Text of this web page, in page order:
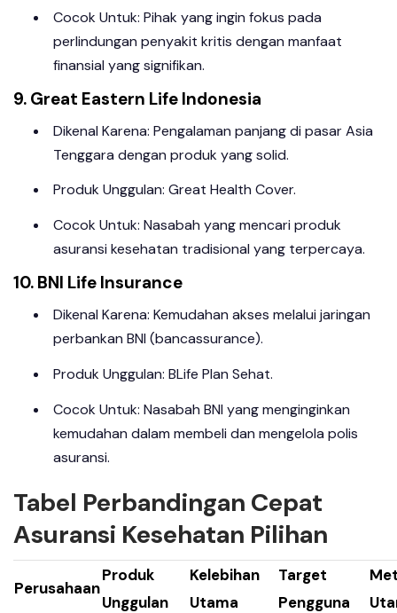
Cocok Untuk: Pihak yang ingin fokus pada
perlindungan penyakit kritis dengan manfaat
finansial yang signifikan.
9. Great Eastern Life Indonesia
Dikenal Karena: Pengalaman panjang di pasar Asia
Tenggara dengan produk yang solid.
Produk Unggulan: Great Health Cover.
Cocok Untuk: Nasabah yang mencari produk
asuransi kesehatan tradisional yang terpercaya.
10. BNI Life Insurance
Dikenal Karena: Kemudahan akses melalui jaringan
perbankan BNI (bancassurance).
Produk Unggulan: BLife Plan Sehat.
Cocok Untuk: Nasabah BNI yang menginginkan
kemudahan dalam membeli dan mengelola polis
asuransi.
Tabel Perbandingan Cepat
Asuransi Kesehatan Pilihan
Perusahaan
Produk
Unggulan
Kelebihan
Utama
Target
Pengguna